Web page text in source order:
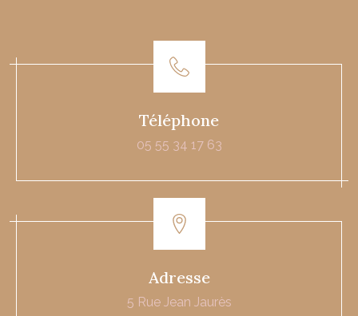
Téléphone
05 55 34 17 63
Adresse
5 Rue Jean Jaurès